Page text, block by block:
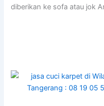
diberikan kе sofa аtаu jok